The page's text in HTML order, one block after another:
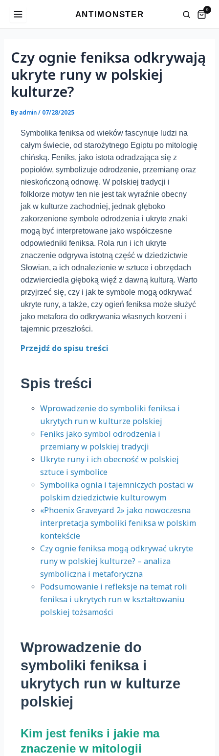
ANTIMONSTER 0
content
Czy ognie feniksa odkrywają
ukryte runy w polskiej
kulturze?
By admin/ 07/28/2025
Symbolika feniksa od wieków fascynuje ludzi na
całym świecie, od starożytnego Egiptu po mitologię
chińską. Feniks, jako istota odradzająca się z
popiołów, symbolizuje odrodzenie, przemianę oraz
nieskończoną odnowę. W polskiej tradycji i
folklorze motyw ten nie jest tak wyraźnie obecny
jak w kulturze zachodniej, jednak głęboko
zakorzenione symbole odrodzenia i ukryte znaki
mogą być interpretowane jako współczesne
odpowiedniki feniksa. Rola run i ich ukryte
znaczenie odgrywa istotną część w dziedzictwie
Słowian, a ich odnalezienie w sztuce i obrzędach
odzwierciedla głęboką więź z dawną kulturą. Warto
przyjrzeć się, czy i jak te symbole mogą odkrywać
ukryte runy, a także, czy ogień feniksa może służyć
jako metafora do odkrywania własnych korzeni i
tajemnic przeszłości.
Przejdź do spisu treści
Spis treści
Wprowadzenie do symboliki feniksa i
ukrytych run w kulturze polskiej
Feniks jako symbol odrodzenia i
przemiany w polskiej tradycji
Ukryte runy i ich obecność w polskiej
sztuce i symbolice
Symbolika ognia i tajemniczych postaci w
polskim dziedzictwie kulturowym
«Phoenix Graveyard 2» jako nowoczesna
interpretacja symboliki feniksa w polskim
kontekście
Czy ognie feniksa mogą odkrywać ukryte
runy w polskiej kulturze? – analiza
symboliczna i metaforyczna
Podsumowanie i refleksje na temat roli
feniksa i ukrytych run w kształtowaniu
polskiej tożsamości
Wprowadzenie do
symboliki feniksa i
ukrytych run w kulturze
polskiej
Kim jest feniks i jakie ma
znaczenie w mitologii